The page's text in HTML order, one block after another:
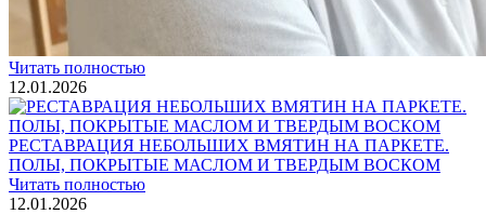
ПОЛЫ, ПОКРЫТЫЕ МАСЛОМ. РЕСТАВРАЦИЯ
НЕБОЛЬШИХ ПОТЕРТОСТЕЙ
Читать полностью
12.01.2026
РЕСТАВРАЦИЯ НЕБОЛЬШИХ ВМЯТИН НА ПАРКЕТЕ.
ПОЛЫ, ПОКРЫТЫЕ МАСЛОМ И ТВЕРДЫМ ВОСКОМ
Читать полностью
12.01.2026